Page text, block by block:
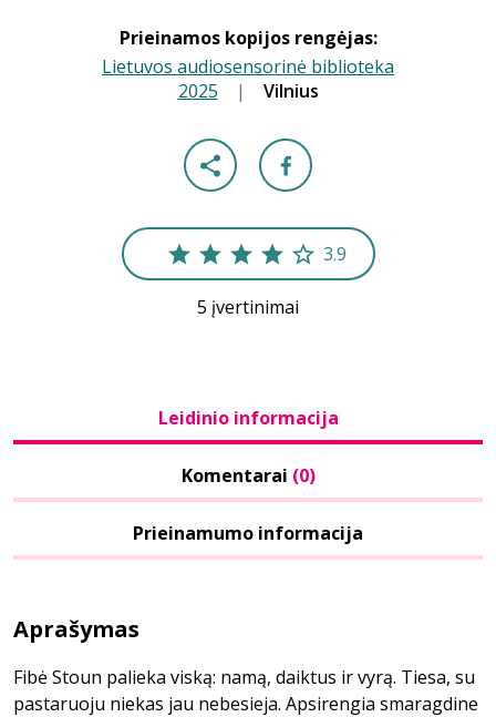
Prieinamos kopijos rengėjas:
Lietuvos audiosensorinė biblioteka
2025 | Vilnius
3.9
5 įvertinimai
Leidinio informacija
Komentarai (0)
Prieinamumo informacija
Aprašymas
Fibė Stoun palieka viską: namą, daiktus ir vyrą. Tiesa, su
pastaruoju niekas jau nebesieja. Apsirengia smaragdine